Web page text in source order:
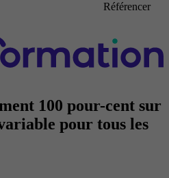
Référencer
100 pour-cent sur
pour tous les